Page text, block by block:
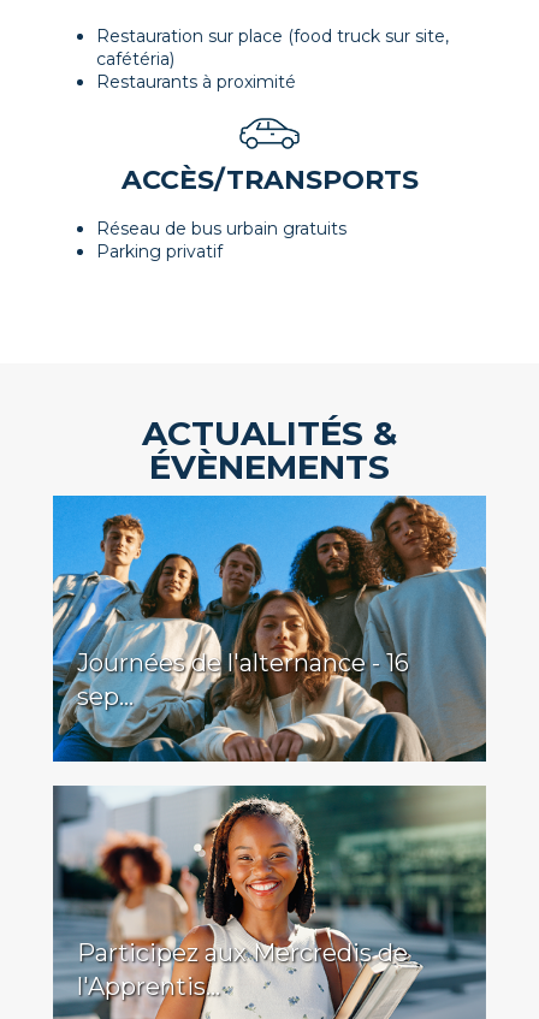
Restauration sur place (food truck sur site,
cafétéria)
Restaurants à proximité
ACCÈS/TRANSPORTS
Réseau de bus urbain gratuits
Parking privatif
ACTUALITÉS &
ÉVÈNEMENTS
Journées de l'alternance - 16
sep...
Participez aux Mercredis de
l'Apprentis...